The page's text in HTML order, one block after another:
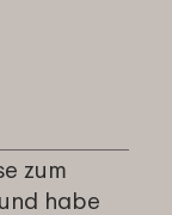
zum
habe